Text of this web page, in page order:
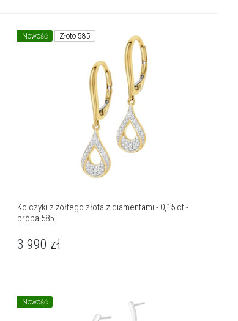
Nowość Złoto 585
Kolczyki z żółtego złota z diamentami - 0,15 ct -
próba 585
3 990 zł
Nowość